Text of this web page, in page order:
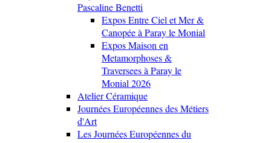
Pascaline Benetti
Expos Entre Ciel et Mer &
Canopée à Paray le Monial
Expos Maison en
Metamorphoses &
Traversees à Paray le
Monial 2026
Atelier Céramique
Journées Européennes des Métiers
d'Art
Les Journées Européennes du